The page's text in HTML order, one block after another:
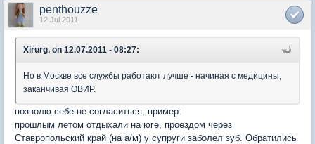
penthouzze
12 Jul 2011
Xirurg, on 12.07.2011 - 08:27:
Но в Москве все службы работают лучше - начиная с медицины,
заканчивая ОВИР.
позволю себе не согласиться, пример:
прошлым летом отдыхали на юге, проездом через
Ставропольский край (на а/м) у супруги заболел зуб. Обратились